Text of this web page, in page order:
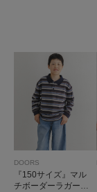
DOORS
『150サイズ』マル
チボーダーラガーシ